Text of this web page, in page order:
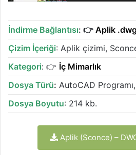
İndirme Bağlantısı: 👉 Aplik .dwg
Çizim İçeriği: Aplik çizimi,
Kategori: 👉 İç Mimarlık
Dosya Türü: AutoCAD
Dosya Boyutu: 214 kb.
Aplik (Sconce) –